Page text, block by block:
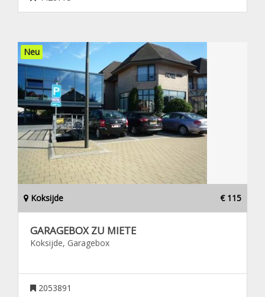
Neu
Koksijde € 115
GARAGEBOX ZU MIETE
Koksijde, Garagebox
2053891